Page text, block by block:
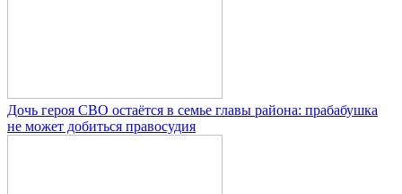
Дочь героя СВО остаётся в семье главы района: прабабушка
не может добиться правосудия